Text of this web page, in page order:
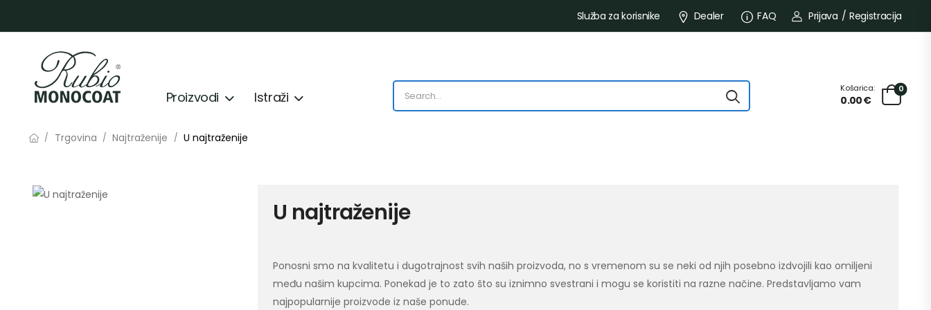
Služba za korisnike Dealer FAQ Prijava / Registracija
Proizvodi Istraži
Košarica:
0.00€
0
/ Trgovina / Najtraženije / U najtraženije
U najtraženije
Ponosni smo na kvalitetu i dugotrajnost svih naših proizvoda, no s vremenom su se neki od njih posebno izdvojili kao omiljeni
među našim kupcima. Ponekad je to zato što su iznimno svestrani i mogu se koristiti na razne načine. Predstavljamo vam
najpopularnije proizvode iz naše ponude.